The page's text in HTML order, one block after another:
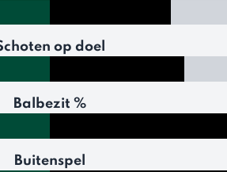
op doel
Balbezit %
Buitenspel